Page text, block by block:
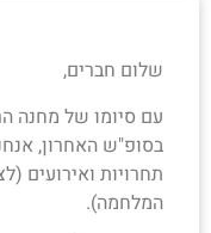
שלום חברים,
עם סיומו של מחנה
בסופ"ש האחרון,
תחרויות ואירועים
המלחמה).